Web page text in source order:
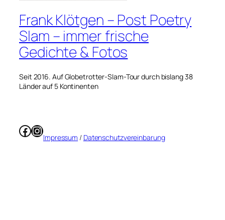
Frank Klötgen – Post Poetry
Slam – immer frische
Gedichte & Fotos
Seit 2016. Auf Globetrotter-Slam-Tour durch bislang 38
Länder auf 5 Kontinenten
Facebook
Instagram
Impressum / Datenschutzvereinbarung